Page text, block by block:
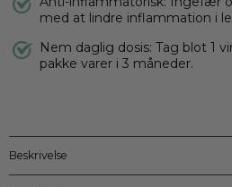
med at lindre inflammation i
Nem daglig dosis: Tag blot 1
pakke varer i 3 måneder.
Beskrivelse